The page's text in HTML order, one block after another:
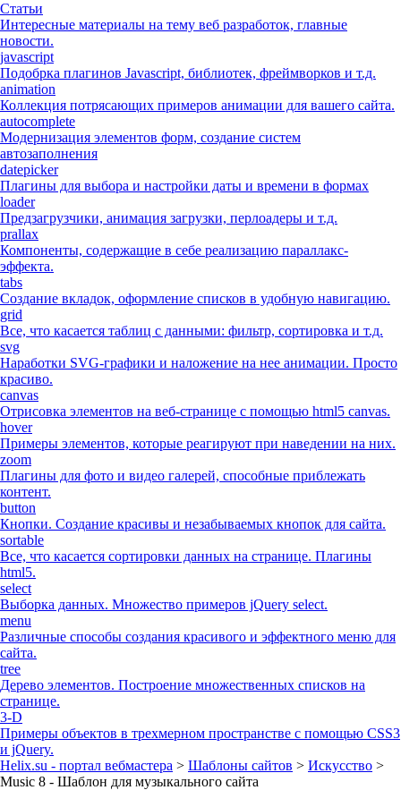
Статьи
Интересные материалы на тему веб разработок, главные
новости.
javascript
Подобрка плагинов Javascript, библиотек, фреймворков и т.д.
animation
Коллекция потрясающих примеров анимации для вашего сайта.
autocomplete
Модернизация элементов форм, создание систем
автозаполнения
datepicker
Плагины для выбора и настройки даты и времени в формах
loader
Предзагрузчики, анимация загрузки, перлоадеры и т.д.
prallax
Компоненты, содержащие в себе реализацию параллакс-
эффекта.
tabs
Создание вкладок, оформление списков в удобную навигацию.
grid
Все, что касается таблиц с данными: фильтр, сортировка и т.д.
svg
Наработки SVG-графики и наложение на нее анимации. Просто
красиво.
canvas
Отрисовка элементов на веб-странице с помощью html5 canvas.
hover
Примеры элементов, которые реагируют при наведении на них.
zoom
Плагины для фото и видео галерей, способные приблежать
контент.
button
Кнопки. Создание красивы и незабываемых кнопок для сайта.
sortable
Все, что касается сортировки данных на странице. Плагины
html5.
select
Выборка данных. Множество примеров jQuery select.
menu
Различные способы создания красивого и эффектного меню для
сайта.
tree
Дерево элементов. Построение множественных списков на
странице.
3-D
Примеры объектов в трехмерном пространстве с помощью CSS3
и jQuery.
Helix.su - портал вебмастера > Шаблоны сайтов > Искусство >
Music 8 - Шаблон для музыкального сайта